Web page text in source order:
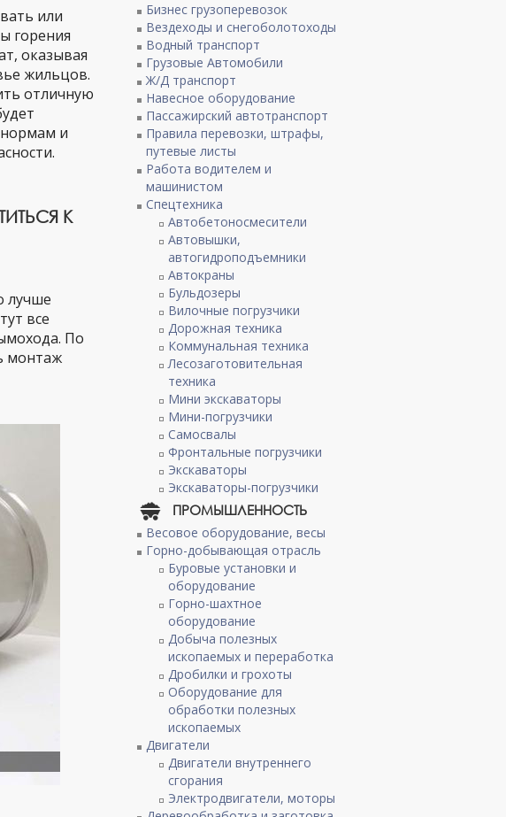
или
горения
оказывая
жильцов.
отличную
и
К
лучше
все
По
монтаж
Бизнес грузоперевозок
Вездеходы и снегоболотоходы
Водный транспорт
Грузовые Автомобили
Ж/Д транспорт
Навесное оборудование
Пассажирский автотранспорт
Правила перевозки, штрафы,
путевые листы
Работа водителем и
машинистом
Спецтехника
Автобетоносмесители
Автовышки,
автогидроподъемники
Автокраны
Бульдозеры
Вилочные погрузчики
Дорожная техника
Коммунальная техника
Лесозаготовительная
техника
Мини экскаваторы
Мини-погрузчики
Самосвалы
Фронтальные погрузчики
Экскаваторы
Экскаваторы-погрузчики
ПРОМЫШЛЕННОСТЬ
Весовое оборудование, весы
Горно-добывающая отрасль
Буровые установки и
оборудование
Горно-шахтное
оборудование
Добыча полезных
ископаемых и переработка
Дробилки и грохоты
Оборудование для
обработки полезных
ископаемых
Двигатели
Двигатели внутреннего
сгорания
Электродвигатели, моторы